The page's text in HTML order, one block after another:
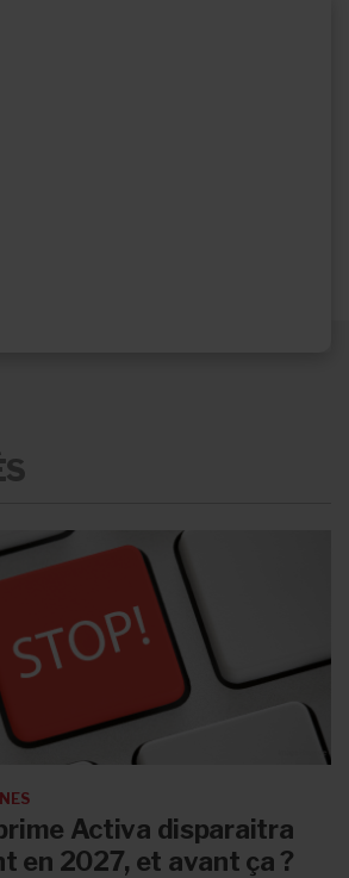
Activa disparaitra
en 2027, et avant ça ?